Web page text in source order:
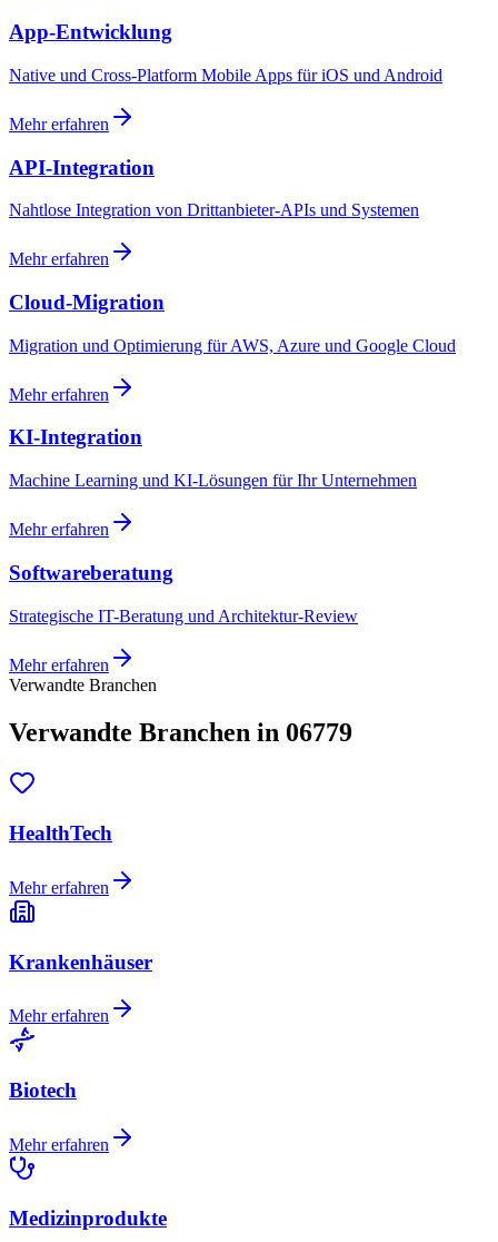
App-Entwicklung
Native und Cross-Platform Mobile Apps für iOS und Android
Mehr erfahren
API-Integration
Nahtlose Integration von Drittanbieter-APIs und Systemen
Mehr erfahren
Cloud-Migration
Migration und Optimierung für AWS, Azure und Google Cloud
Mehr erfahren
KI-Integration
Machine Learning und KI-Lösungen für Ihr Unternehmen
Mehr erfahren
Softwareberatung
Strategische IT-Beratung und Architektur-Review
Mehr erfahren
Verwandte Branchen
Verwandte Branchen in 06779
HealthTech
Mehr erfahren
Krankenhäuser
Mehr erfahren
Biotech
Mehr erfahren
Medizinprodukte